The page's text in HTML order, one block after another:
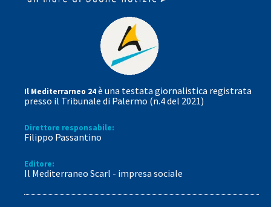
Il Mediterrarneo 24è una testata giornalistica registrata
presso il Tribunale di Palermo (n.4 del 2021)
Direttore responsabile:
Filippo Passantino
Editore:
Il Mediterraneo Scarl - impresa sociale